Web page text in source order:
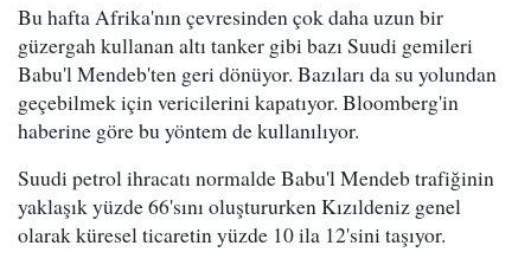
Bu hafta Afrika'nın çevresinden çok daha uzun bir
güzergah kullanan altı tanker gibi bazı Suudi gemileri
Babu'l Mendeb'ten geri dönüyor. Bazıları da su yolundan
geçebilmek için vericilerini kapatıyor. Bloomberg'in
haberine göre bu yöntem de kullanılıyor.
Suudi petrol ihracatı normalde Babu'l Mendeb trafiğinin
yaklaşık yüzde 66'sını oluştururken Kızıldeniz genel
olarak küresel ticaretin yüzde 10 ila 12'sini taşıyor.